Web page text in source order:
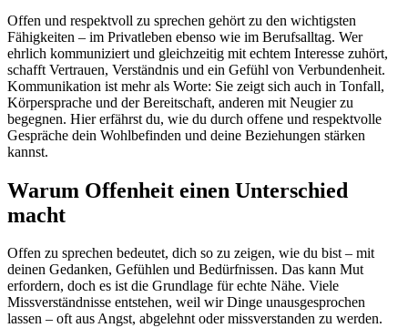
Offen und respektvoll zu sprechen gehört zu den wichtigsten
Fähigkeiten – im Privatleben ebenso wie im Berufsalltag. Wer
ehrlich kommuniziert und gleichzeitig mit echtem Interesse zuhört,
schafft Vertrauen, Verständnis und ein Gefühl von Verbundenheit.
Kommunikation ist mehr als Worte: Sie zeigt sich auch in Tonfall,
Körpersprache und der Bereitschaft, anderen mit Neugier zu
begegnen. Hier erfährst du, wie du durch offene und respektvolle
Gespräche dein Wohlbefinden und deine Beziehungen stärken
kannst.
Warum Offenheit einen Unterschied
macht
Offen zu sprechen bedeutet, dich so zu zeigen, wie du bist – mit
deinen Gedanken, Gefühlen und Bedürfnissen. Das kann Mut
erfordern, doch es ist die Grundlage für echte Nähe. Viele
Missverständnisse entstehen, weil wir Dinge unausgesprochen
lassen – oft aus Angst, abgelehnt oder missverstanden zu werden.